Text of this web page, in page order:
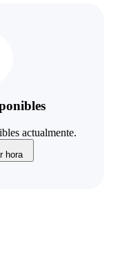
actualmente.
hora